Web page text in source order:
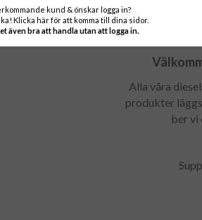
Alla våra
produkter
ber vi
kund & önskar logga in?
Klicka här för att komma till dina sidor.
även bra att handla utan att logga in.